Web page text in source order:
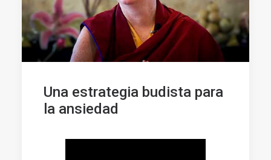
Una estrategia budista para
la ansiedad